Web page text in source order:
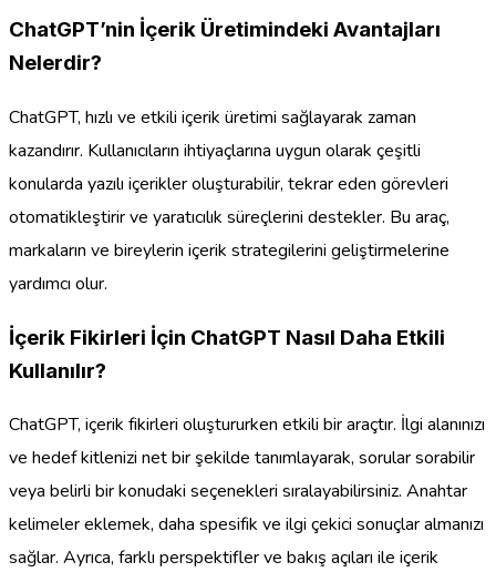
ChatGPT’nin İçerik Üretimindeki Avantajları
Nelerdir?
ChatGPT, hızlı ve etkili içerik üretimi sağlayarak zaman
kazandırır. Kullanıcıların ihtiyaçlarına uygun olarak çeşitli
konularda yazılı içerikler oluşturabilir, tekrar eden görevleri
otomatikleştirir ve yaratıcılık süreçlerini destekler. Bu araç,
markaların ve bireylerin içerik strategilerini geliştirmelerine
yardımcı olur.
İçerik Fikirleri İçin ChatGPT Nasıl Daha Etkili
Kullanılır?
ChatGPT, içerik fikirleri oluştururken etkili bir araçtır. İlgi alanınızı
ve hedef kitlenizi net bir şekilde tanımlayarak, sorular sorabilir
veya belirli bir konudaki seçenekleri sıralayabilirsiniz. Anahtar
kelimeler eklemek, daha spesifik ve ilgi çekici sonuçlar almanızı
sağlar. Ayrıca, farklı perspektifler ve bakış açıları ile içerik